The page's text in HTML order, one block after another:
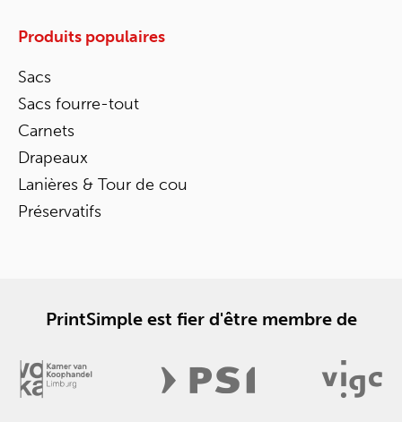
Produits populaires
Sacs
Sacs fourre-tout
Carnets
Drapeaux
Lanières & Tour de cou
Préservatifs
PrintSimple est fier d'être membre de